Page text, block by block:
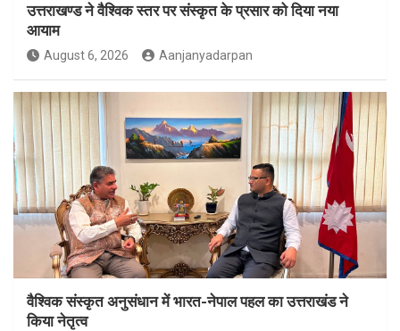
उत्तराखण्ड ने वैश्विक स्तर पर संस्कृत के प्रसार को दिया नया
आयाम
August 6, 2026 Aanjanyadarpan
वैश्विक संस्कृत अनुसंधान में भारत-नेपाल पहल का उत्तराखंड ने
किया नेतृत्व